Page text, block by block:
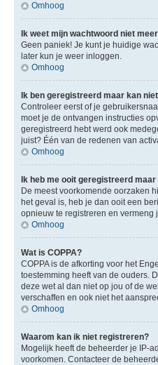
Omhoog
Ik weet mijn wachtwoord niet
Geen paniek! Je kunt je huidige
later kun je weer inloggen.
Omhoog
Ik ben geregistreerd maar kan
Controleer eerst of je
moet je de ontvangen instructies
geregistreerd hebt werd ook
juist? Één van de redenen van
Omhoog
Ik heb me ooit geregistreerd
De meest voorkomende oorzaken
het geval is, heb je dan ooit een
opnieuw te registreren en vermeng
Omhoog
Wat is COPPA?
COPPA is de afkorting voor het
toestemming heeft van de ouders.
deze wet al dan niet op jou of de
verschaffen en ook niet het
Omhoog
Waarom kan ik niet registreren?
Mogelijk heeft de beheerder je IP-
voorkomen. Contacteer de